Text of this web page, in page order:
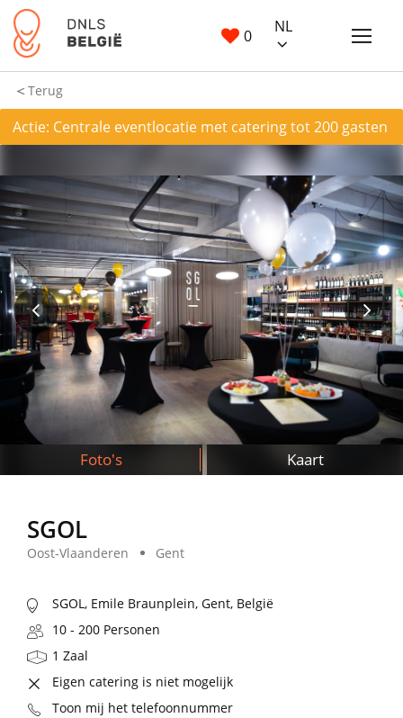
0 NL
Terug
Actie: Centrale eventlocatie met catering tot 200 gasten
Foto's Kaart
SGOL
Oost-Vlaanderen Gent
SGOL, Emile Braunplein, Gent, België
10 - 200 Personen
1 Zaal
Eigen catering is niet mogelijk
Toon mij het telefoonnummer